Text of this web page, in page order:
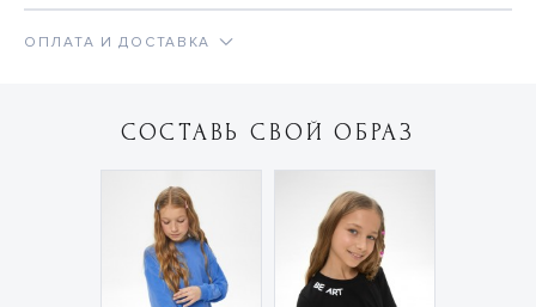
ОПЛАТА И ДОСТАВКА
СОСТАВЬ СВОЙ ОБРАЗ